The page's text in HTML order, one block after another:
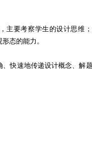
主要考察学生的设计思维
态的能力。
快速地传递设计概念、解